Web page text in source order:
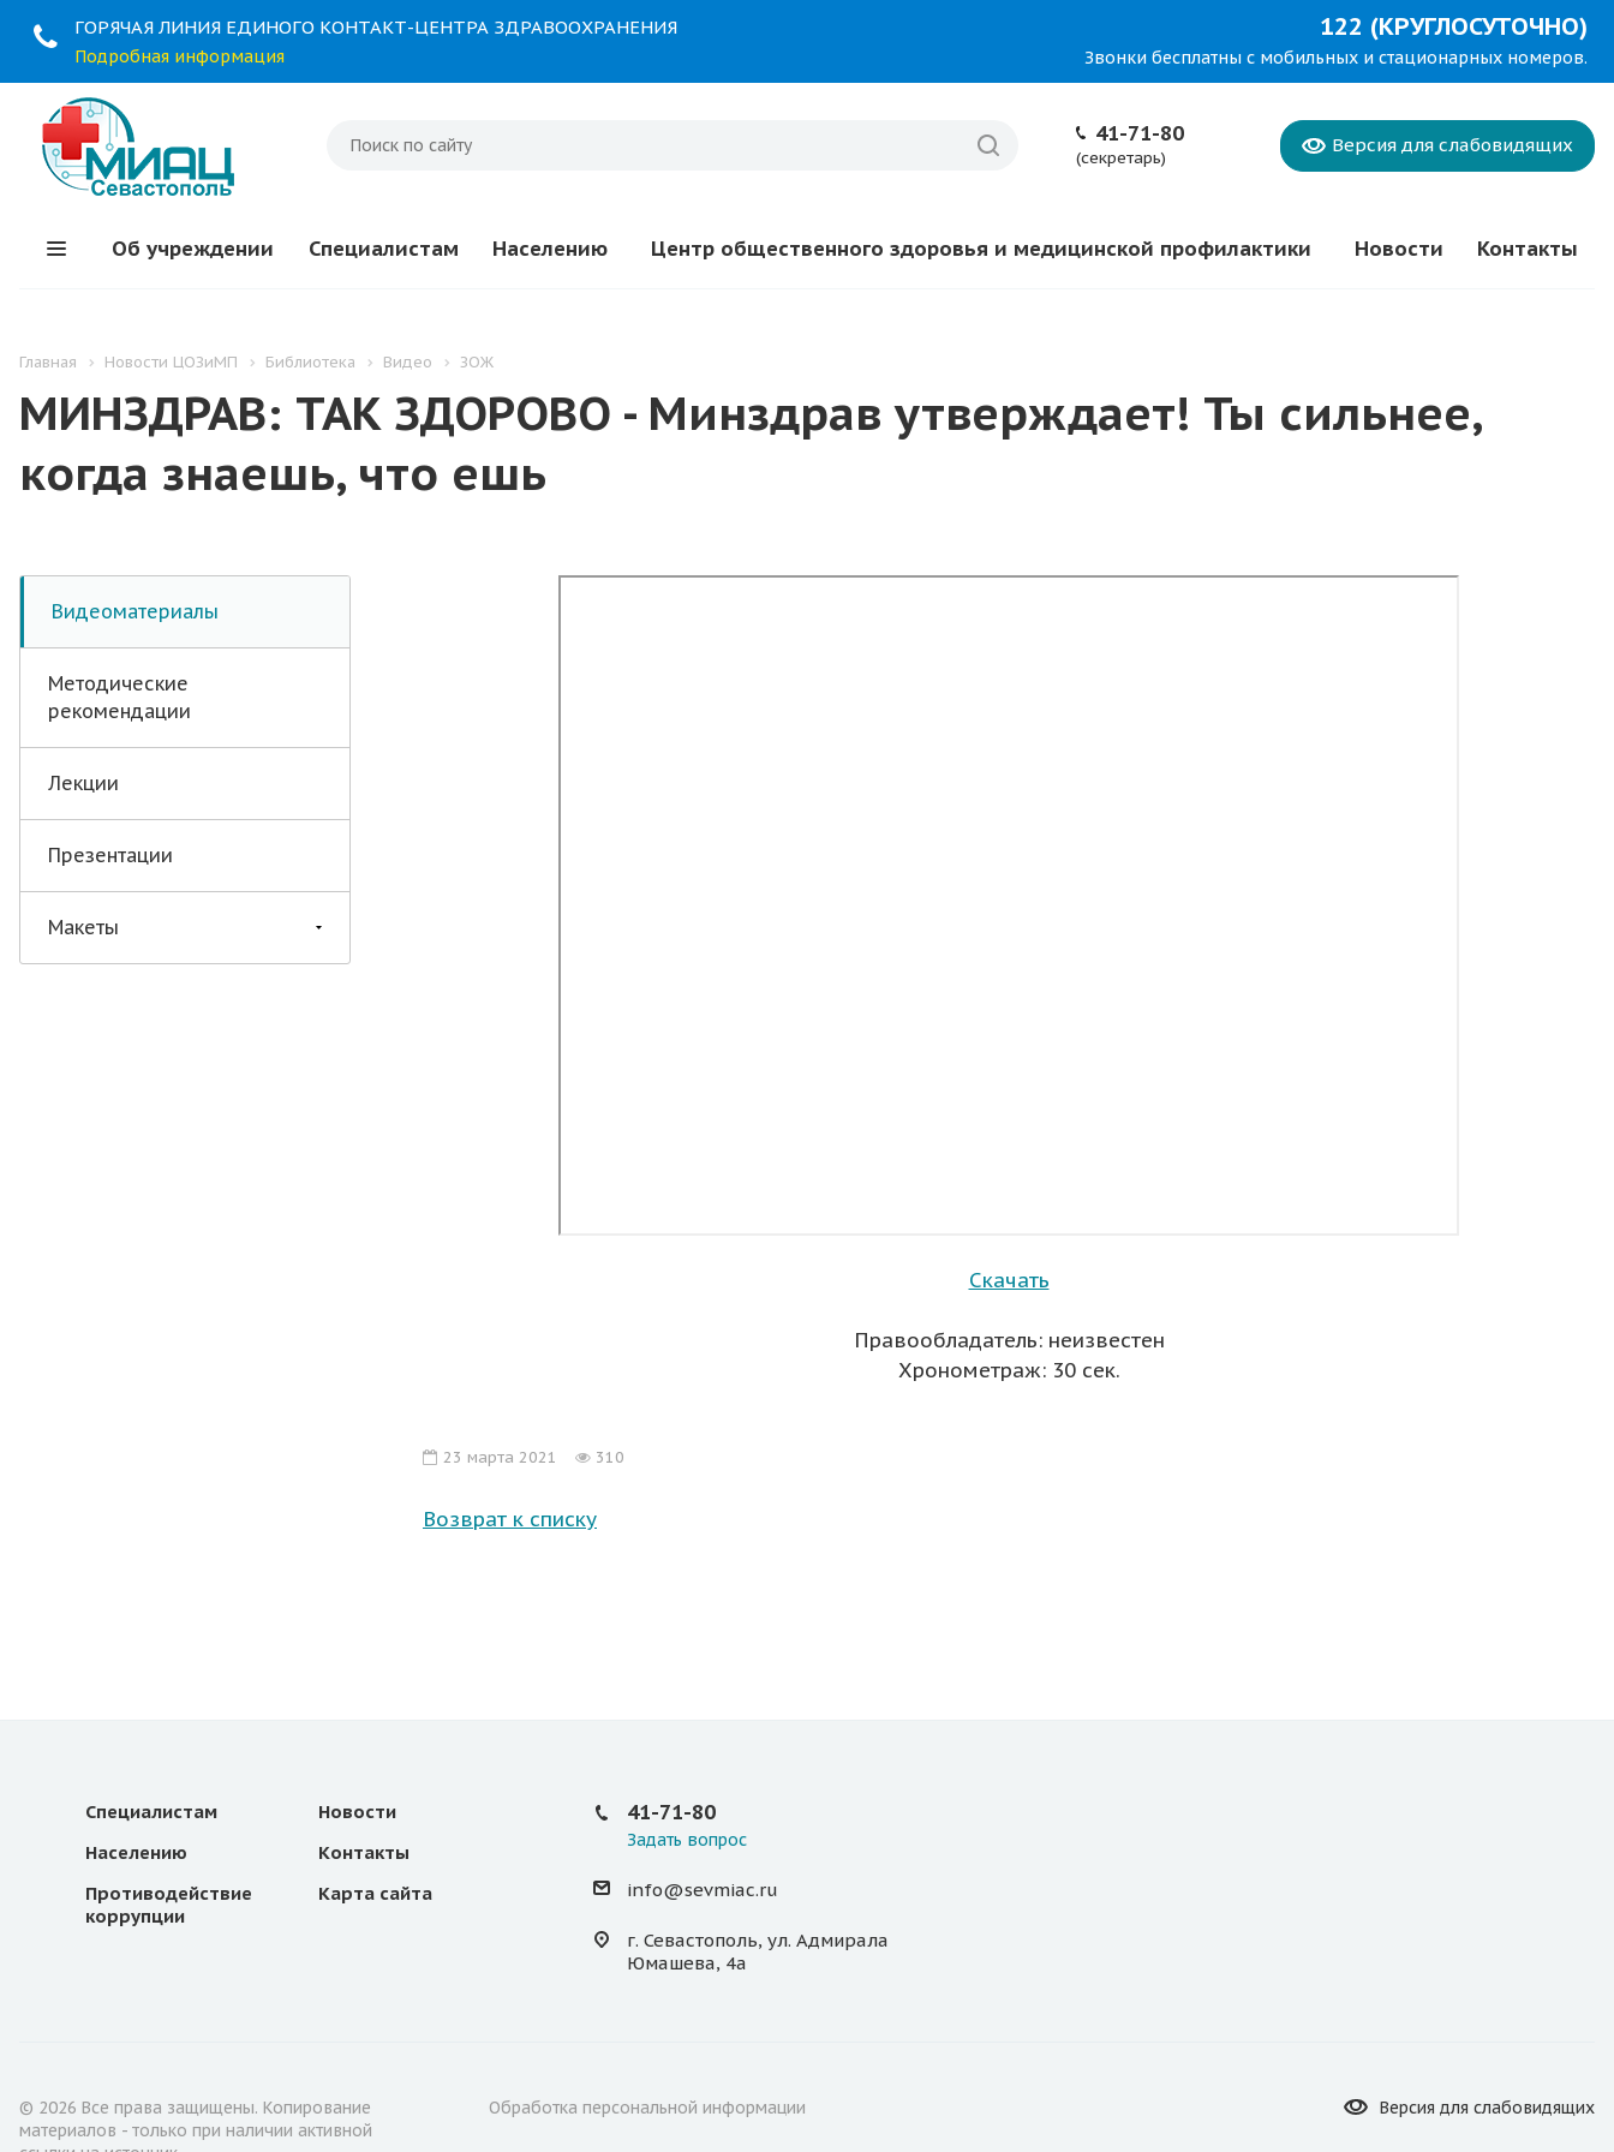
ГОРЯЧАЯ ЛИНИЯ ЕДИНОГО КОНТАКТ-ЦЕНТРА ЗДРАВООХРАНЕНИЯ
Подробная информация
122 (КРУГЛОСУТОЧНО)
Звонки бесплатны с мобильных и стационарных номеров.
41-71-80
(секретарь)
Версия для слабовидящих
Об учреждении Специалистам Населению Центр общественного здоровья и медицинской профилактики Новости Контакты
Главная Новости ЦОЗиМП Библиотека Видео ЗОЖ
МИНЗДРАВ: ТАК ЗДОРОВО - Минздрав утверждает! Ты сильнее,
когда знаешь, что ешь
Видеоматериалы
Методические
рекомендации
Лекции
Презентации
Макеты
Скачать
Правообладатель: неизвестен
Хронометраж: 30 сек.
23 марта 2021 310
Возврат к списку
Специалистам
Населению
Противодействие
коррупции
Новости
Контакты
Карта сайта
41-71-80
Задать вопрос
info@sevmiac.ru
г. Севастополь, ул. Адмирала
Юмашева, 4а
© 2026 Все права защищены. Копирование
материалов - только при наличии активной
Версия для слабовидящих
Обработка персональной информации